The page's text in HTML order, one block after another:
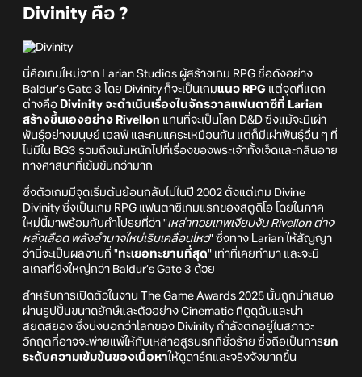
Divinity คือ ?
นี่คือเกมใหม่จาก Larian Studios ผู้สร้างเกม RPG ชื่อดังอย่าง
Baldur’s Gate 3 โดย Divinity ก็จะเป็นเกมแนว RPG แต่จุดที่แตก
ต่างคือ Divinity จะดำเนินเรื่องในจักรวาลแฟนตาซีที่ Larian
สร้างขึ้นเองอย่าง Rivellon แทนที่จะเป็นโลก D&D ซึ่งแม้จะมีเผ่า
พันธุ์อย่างมนุษย์ เอลฟ์ และคนแคระเหมือนกัน แต่ก็มีเผ่าพันธุ์อื่น ๆ ที่
ไม่มีใน BG3 รวมถึงเน้นหนักไปที่เรื่องของพระเจ้าทั้งเจ็ดและกลิ่นอาย
ทางศาสนาที่เข้มข้นกว่ามาก
ซึ่งตัวเกมมีจุดเริ่มต้นย้อนกลับไปในปี 2002 ตั้งแต่เกม Divine
Divinity ซึ่งเป็นเกม RPG แฟนตาซีเกมแรกของสตูดิโอ โดยในภาค
ใหม่นี้มาพร้อมกับคำโปรยที่ว่า "เหล่าทวยเทพเงียบงัน Rivellon ต่าง
หลั่งเลือด พลังอำนาจใหม่เริ่มเคลื่อนไหว" ซึ่งทาง Larian ให้สัญญา
ว่านี่จะเป็นผลงานที่ "ทะเยอทะยานที่สุด" เท่าที่เคยทำมา และจะมี
สเกลที่ยิ่งใหญ่กว่า Baldur’s Gate 3 ด้วย
สำหรับการเปิดตัวในงาน The Game Awards 2025 นั้นถูกนำเสนอ
ผ่านรูปปั้นขนาดยักษ์และตัวอย่าง Cinematic ที่ดูดุดันและน่า
สยดสยอง ซึ่งบ่งบอกว่าโลกของ Divinity กำลังตกอยู่ในสภาวะ
วิกฤตที่อาจจะพ่ายแพ้ให้กับเหล่าอสูรนรกที่ชั่วร้าย ซึ่งถือเป็นการยก
ระดับความเข้มข้นของเนื้อหาให้ดูดาร์กและจริงจังมากขึ้น